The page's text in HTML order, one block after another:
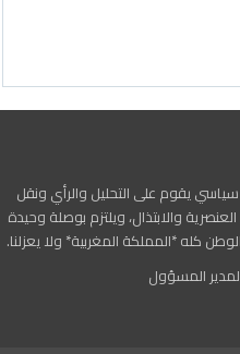
سياسي يقوم على التحليل والرأي ونقل
والابتذال، ويلتزم بوصلة وحيدة
كله *المملكة المغربية* ولا يعزلنا.
المسؤول